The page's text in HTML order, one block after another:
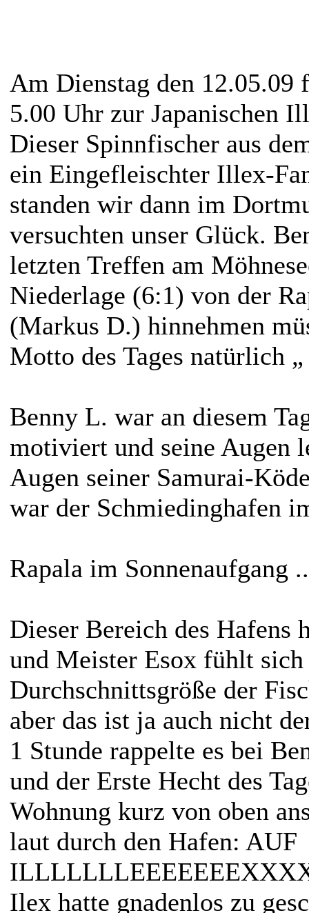
Am Dienstag den 12.05.09
5.00 Uhr zur Japanischen
Dieser Spinnfischer aus
ein Eingefleischter Illex-
standen wir dann im
versuchten unser Glück.
letzten Treffen am
Niederlage (6:1) von der
(Markus D.) hinnehmen
Motto des Tages natürlich
Benny L. war an diesem
motiviert und seine Augen
Augen seiner Samurai-
war der Schmiedinghafen
Rapala im Sonnenaufgang
Dieser Bereich des Hafens
und Meister Esox fühlt
Durchschnittsgröße der
aber das ist ja auch nicht
1 Stunde rappelte es bei
und der Erste Hecht des
Wohnung kurz von oben
laut durch den Hafen: AUF
Ilex hatte gnadenlos zu